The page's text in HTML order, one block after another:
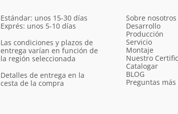
Estándar: unos 15-30 días
Exprés: unos 5-10 días
Las condiciones y plazos de
entrega varían en función de
la región seleccionada
Detalles de entrega en la
cesta de la compra
Sobre nosotros
Desarrollo
Producción
Servicio
Montaje
Nuestro
Catalogar
BLOG
Preguntas